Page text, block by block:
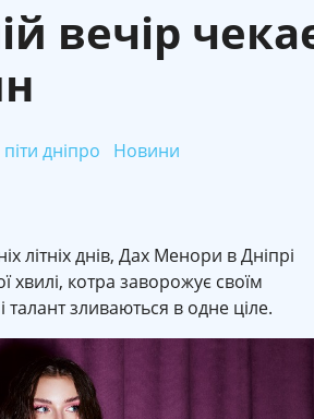
вечір
дніпро
Новини
літніх днів, Дах Менори в Дніпрі
хвилі, котра заворожує своїм
зливаються в одне ціле.